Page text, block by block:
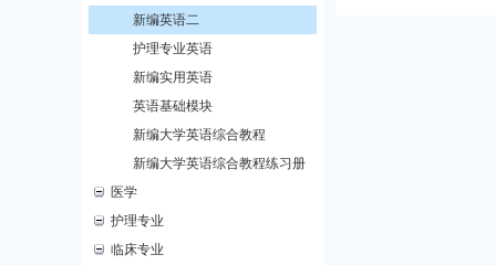
新编英语二
护理专业英语
新编实用英语
英语基础模块
新编大学英语综合教程
新编大学英语综合教程练习册
医学
护理专业
临床专业